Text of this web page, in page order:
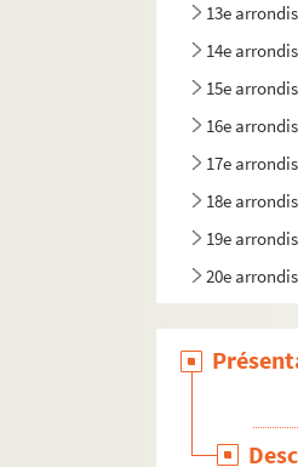
13e
14e
15e
16e
17e
18e
19e
20e